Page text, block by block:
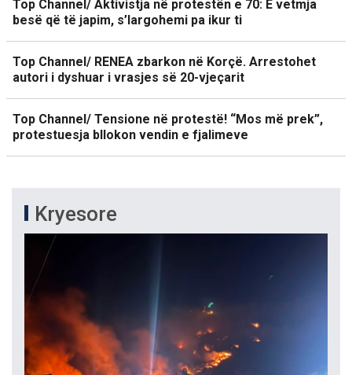
Top Channel/ Aktivistja në protestën e 70: E vetmja
besë që të japim, s’largohemi pa ikur ti
Top Channel/ RENEA zbarkon në Korçë. Arrestohet
autori i dyshuar i vrasjes së 20-vjeçarit
Top Channel/ Tensione në protestë! “Mos më prek”,
protestuesja bllokon vendin e fjalimeve
Kryesore